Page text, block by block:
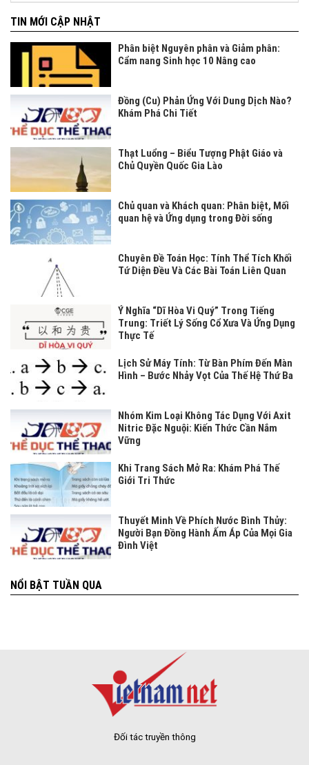
TIN MỚI CẬP NHẬT
Phân biệt Nguyên phân và Giảm phân:
Cẩm nang Sinh học 10 Nâng cao
Đồng (Cu) Phản Ứng Với Dung Dịch Nào?
Khám Phá Chi Tiết
Thạt Luổng – Biểu Tượng Phật Giáo và
Chủ Quyền Quốc Gia Lào
Chủ quan và Khách quan: Phân biệt, Mối
quan hệ và Ứng dụng trong Đời sống
Chuyên Đề Toán Học: Tính Thể Tích Khối
Tứ Diện Đều Và Các Bài Toán Liên Quan
Ý Nghĩa “Dĩ Hòa Vi Quý” Trong Tiếng
Trung: Triết Lý Sống Cổ Xưa Và Ứng Dụng
Thực Tế
Lịch Sử Máy Tính: Từ Bàn Phím Đến Màn
Hình – Bước Nhảy Vọt Của Thế Hệ Thứ Ba
Nhóm Kim Loại Không Tác Dụng Với Axit
Nitric Đặc Nguội: Kiến Thức Cần Nắm
Vững
Khi Trang Sách Mở Ra: Khám Phá Thế
Giới Tri Thức
Thuyết Minh Về Phích Nước Bình Thủy:
Người Bạn Đồng Hành Ấm Áp Của Mọi Gia
Đình Việt
NỔI BẬT TUẦN QUA
Đối tác truyền thông